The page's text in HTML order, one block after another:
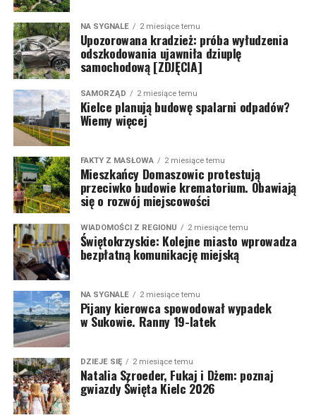
NA SYGNALE 2 miesiące temu
Upozorowana kradzież: próba wyłudzenia
odszkodowania ujawniła dziuplę
samochodową [ZDJĘCIA]
SAMORZĄD 2 miesiące temu
Kielce planują budowę spalarni odpadów?
Wiemy więcej
FAKTY Z MASŁOWA 2 miesiące temu
Mieszkańcy Domaszowic protestują
przeciwko budowie krematorium. Obawiają
się o rozwój miejscowości
WIADOMOŚCI Z REGIONU 2 miesiące temu
Świętokrzyskie: Kolejne miasto wprowadza
bezpłatną komunikację miejską
NA SYGNALE 2 miesiące temu
Pijany kierowca spowodował wypadek
w Sukowie. Ranny 19-latek
DZIEJE SIĘ 2 miesiące temu
Natalia Szroeder, Fukaj i Dżem: poznaj
gwiazdy Święta Kielc 2026